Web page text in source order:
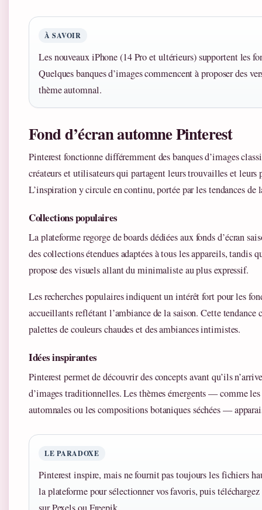
À SAVOIR
Les nouveaux iPhone (14 Pro et ultérieurs) supportent les
Quelques banques d’images commencent à proposer des
thème automnal.
Fond d’écran automne Pinterest
Pinterest fonctionne différemment des banques d’images
créateurs et utilisateurs qui partagent leurs trouvailles et leurs
L’inspiration y circule en continu, portée par les tendances de
Collections populaires
La plateforme regorge de boards dédiées aux fonds d’écran
des collections étendues adaptées à tous les appareils, tandis
propose des visuels allant du minimaliste au plus expressif.
Les recherches populaires indiquent un intérêt fort pour les
accueillants reflétant l’ambiance de la saison. Cette tendance
palettes de couleurs chaudes et des ambiances intimistes.
Idées inspirantes
Pinterest permet de découvrir des concepts avant qu’ils
d’images traditionnelles. Les thèmes émergents — comme les
automnales ou les compositions botaniques séchées —
LE PARADOXE
Pinterest inspire, mais ne fournit pas toujours les fichiers
la plateforme pour sélectionner vos favoris, puis